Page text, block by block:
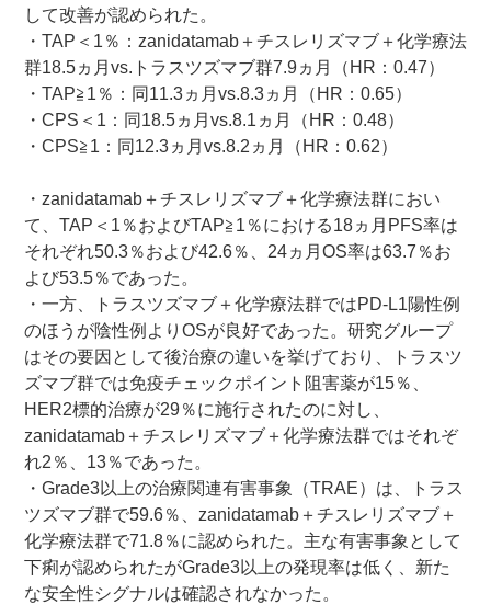
して改善が認められた。
・TAP＜1％：zanidatamab＋チスレリズマブ＋化学療法
群18.5ヵ月vs.トラスツズマブ群7.9ヵ月（HR：0.47）
・TAP≧1％：同11.3ヵ月vs.8.3ヵ月（HR：0.65）
・CPS＜1：同18.5ヵ月vs.8.1ヵ月（HR：0.48）
・CPS≧1：同12.3ヵ月vs.8.2ヵ月（HR：0.62）
・zanidatamab＋チスレリズマブ＋化学療法群におい
て、TAP＜1％およびTAP≧1％における18ヵ月PFS率は
それぞれ50.3％および42.6％、24ヵ月OS率は63.7％お
よび53.5％であった。
・一方、トラスツズマブ＋化学療法群ではPD-L1陽性例
のほうが陰性例よりOSが良好であった。研究グループ
はその要因として後治療の違いを挙げており、トラスツ
ズマブ群では免疫チェックポイント阻害薬が15％、
HER2標的治療が29％に施行されたのに対し、
zanidatamab＋チスレリズマブ＋化学療法群ではそれぞ
れ2％、13％であった。
・Grade3以上の治療関連有害事象（TRAE）は、トラス
ツズマブ群で59.6％、zanidatamab＋チスレリズマブ＋
化学療法群で71.8％に認められた。主な有害事象として
下痢が認められたがGrade3以上の発現率は低く、新た
な安全性シグナルは確認されなかった。